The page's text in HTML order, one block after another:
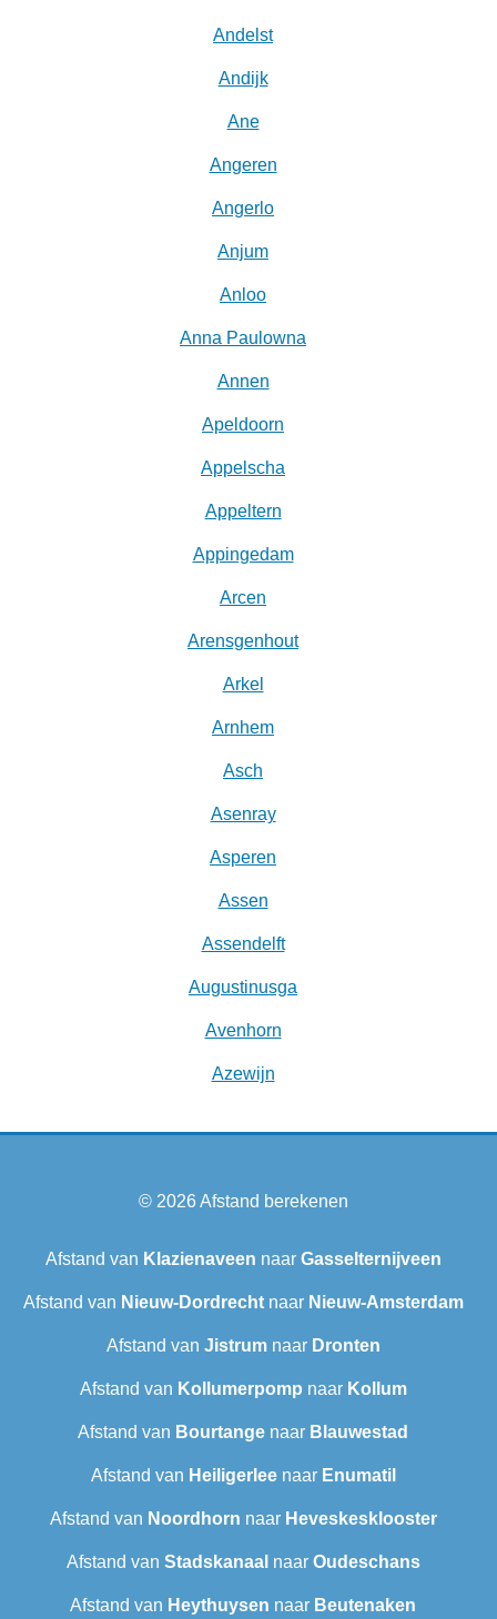
Andelst
Andijk
Ane
Angeren
Angerlo
Anjum
Anloo
Anna Paulowna
Annen
Apeldoorn
Appelscha
Appeltern
Appingedam
Arcen
Arensgenhout
Arkel
Arnhem
Asch
Asenray
Asperen
Assen
Assendelft
Augustinusga
Avenhorn
Azewijn
© 2026Afstand berekenen
Afstand van Klazienaveen naar Gasselternijveen
Afstand van Nieuw-Dordrechtnaar Nieuw-Amsterdam
Afstand van Jistrumnaar Dronten
Afstand van Kollumerpomp naar Kollum
Afstand van Bourtange naar Blauwestad
Afstand van Heiligerleenaar Enumatil
Afstand van Noordhorn naar Heveskesklooster‎
Afstand van Stadskanaal naar Oudeschans
Afstand van Heythuysen naar Beutenaken